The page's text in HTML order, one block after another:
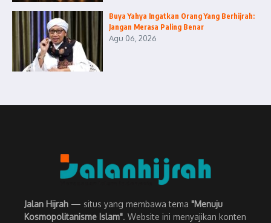
Buya Yahya Ingatkan Orang Yang Berhijrah:
Jangan Merasa Paling Benar
Agu 06, 2026
Jalan Hijrah — situs yang membawa tema "Menuju
Kosmopolitanisme Islam". Website ini menyajikan konten